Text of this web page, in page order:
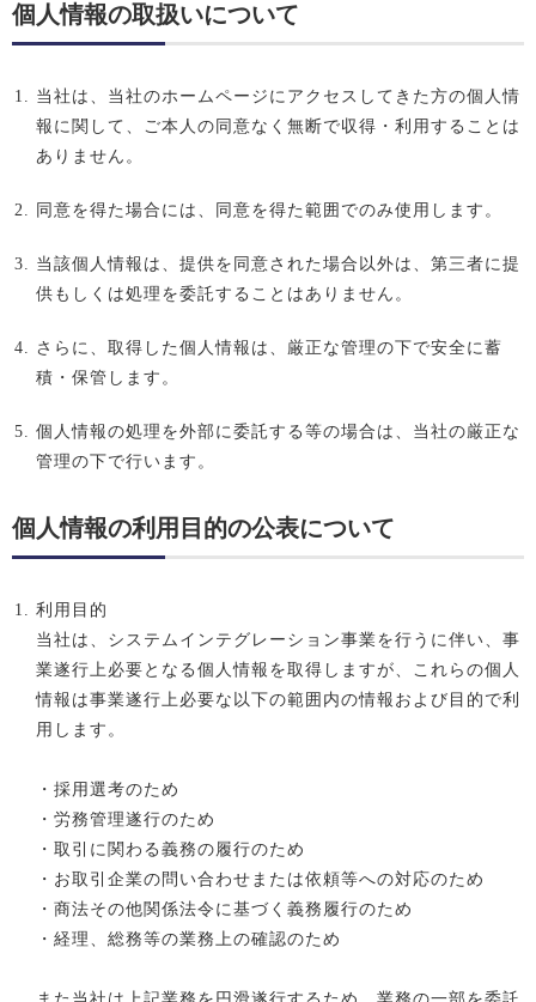
個人情報の取扱いについて
当社は、当社のホームページにアクセスしてきた方の個人情
報に関して、ご本人の同意なく無断で収得・利用することは
ありません。
同意を得た場合には、同意を得た範囲でのみ使用します。
当該個人情報は、提供を同意された場合以外は、第三者に提
供もしくは処理を委託することはありません。
さらに、取得した個人情報は、厳正な管理の下で安全に蓄
積・保管します。
個人情報の処理を外部に委託する等の場合は、当社の厳正な
管理の下で行います。
個人情報の利用目的の公表について
利用目的
当社は、システムインテグレーション事業を行うに伴い、事
業遂行上必要となる個人情報を取得しますが、これらの個人
情報は事業遂行上必要な以下の範囲内の情報および目的で利
用します。
・採用選考のため
・労務管理遂行のため
・取引に関わる義務の履行のため
・お取引企業の問い合わせまたは依頼等への対応のため
・商法その他関係法令に基づく義務履行のため
・経理、総務等の業務上の確認のため